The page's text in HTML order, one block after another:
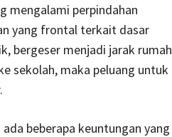
mengalami perpindahan
yang frontal terkait dasar
bergeser menjadi jarak rumah
sekolah, maka peluang untuk
beberapa keuntungan yang